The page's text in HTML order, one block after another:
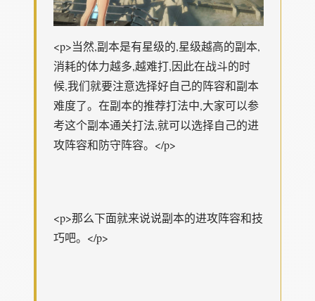
<p>当然,副本是有星级的,星级越高的副本,
消耗的体力越多,越难打,因此在战斗的时
候,我们就要注意选择好自己的阵容和副本
难度了。在副本的推荐打法中,大家可以参
考这个副本通关打法,就可以选择自己的进
攻阵容和防守阵容。</p>
<p>那么下面就来说说副本的进攻阵容和技
巧吧。</p>